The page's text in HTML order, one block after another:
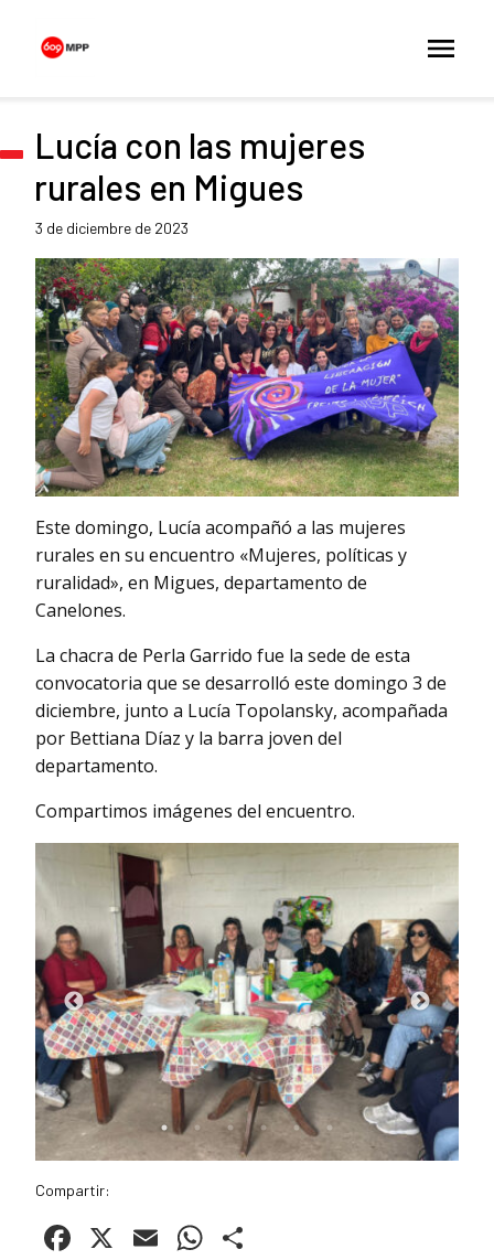
Lucía con las mujeres
rurales en Migues
3 de diciembre de 2023
Este domingo, Lucía acompañó a las mujeres
rurales en su encuentro «Mujeres, políticas y
ruralidad», en Migues, departamento de
Canelones.
La chacra de Perla Garrido fue la sede de esta
convocatoria que se desarrolló este domingo 3 de
diciembre, junto a Lucía Topolansky, acompañada
por Bettiana Díaz y la barra joven del
departamento.
Compartimos imágenes del encuentro.
Compartir:
Facebook
X EmailWhatsApp